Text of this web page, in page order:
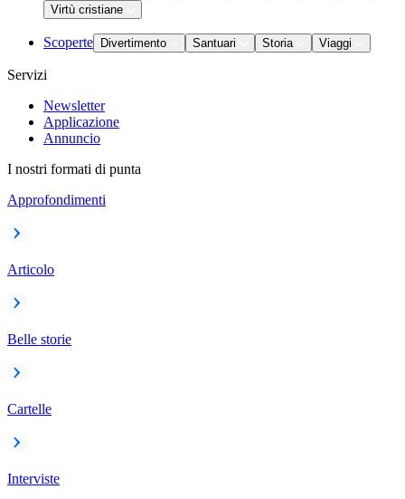
Virtù cristiane
Scoperte Divertimento Santuari Storia Viaggi
Servizi
Newsletter
Applicazione
Annuncio
I nostri formati di punta
Approfondimenti
Articolo
Belle storie
Cartelle
Interviste